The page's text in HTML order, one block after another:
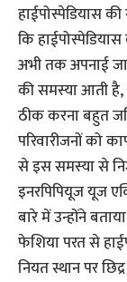
हाईपोस्पेडियास
कि
अभी तक अपनाई
की समस्या आती है,
ठीक करना बहुत
परिवारीजनों को
से इस समस्या से
इनरपिपियूज यूज
बारे में उन्होंने
फेशिया परत से
नियत स्थान पर